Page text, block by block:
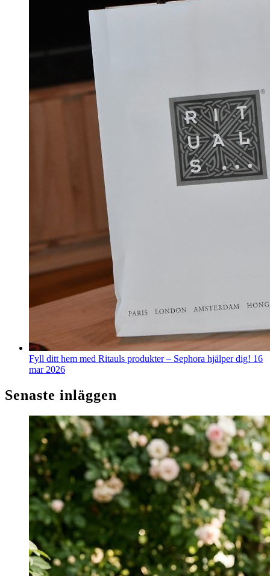
Fyll ditt hem med Ritauls produkter – Sephora hjälper dig! 16
mar 2026
Senaste inläggen